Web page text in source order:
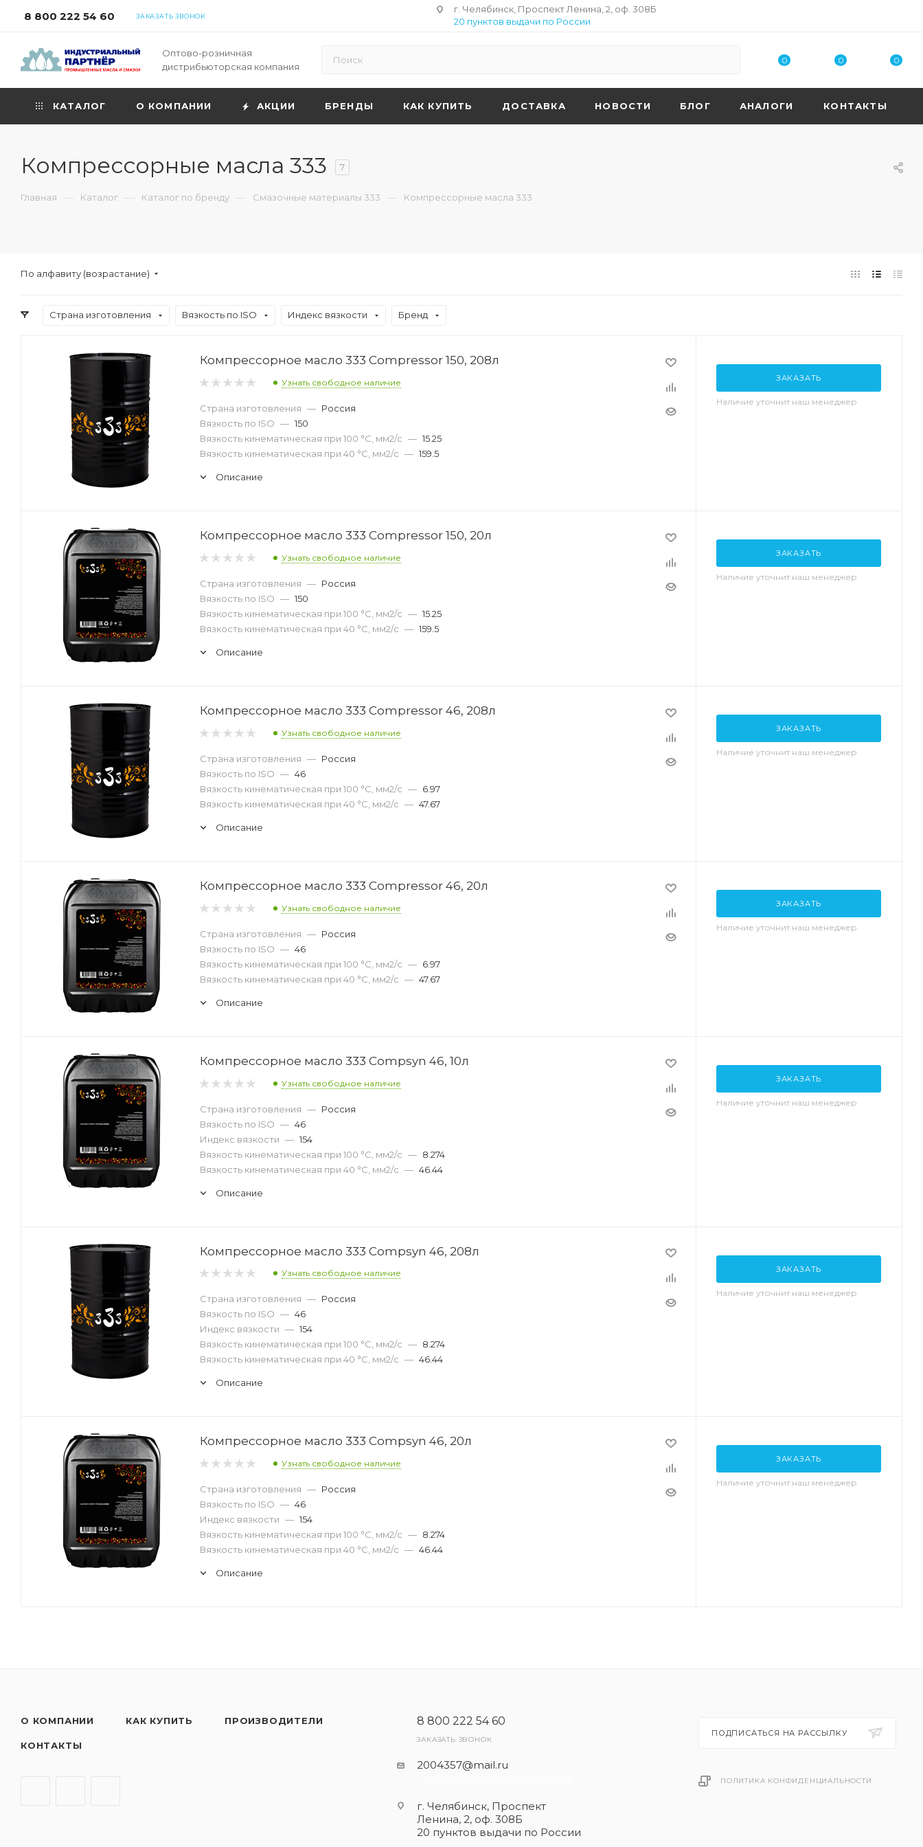
8 800 222 54 60 ЗАКАЗАТЬ ЗВОНОК
г. Челябинск, Проспект Ленина, 2, оф. 308Б
20 пунктов выдачи по России
Оптово-розничная
дистрибьюторская компания
0 0 0
КАТАЛОГ О КОМПАНИИ АКЦИИ БРЕНДЫ КАК КУПИТЬ ДОСТАВКА НОВОСТИ БЛОГ АНАЛОГИ КОНТАКТЫ
Компрессорные масла 333 7
Главная — Каталог — Каталог по бренду — Смазочные материалы 333 — Компрессорные масла 333
По алфавиту (возрастание)
Страна изготовления Вязкость по ISO Индекс вязкости Бренд
Компрессорное масло 333 Compressor 150, 208л
Узнать свободное наличие
Страна изготовления — Россия
Вязкость по ISO — 150
Вязкость кинематическая при 100 °С, мм2/с — 15.25
Вязкость кинематическая при 40 °С, мм2/с — 159.5
Описание
ЗАКАЗАТЬ
Наличие уточнит наш менеджер
Компрессорное масло 333 Compressor 150, 20л
Узнать свободное наличие
Страна изготовления — Россия
Вязкость по ISO — 150
Вязкость кинематическая при 100 °С, мм2/с — 15.25
Вязкость кинематическая при 40 °С, мм2/с — 159.5
Описание
ЗАКАЗАТЬ
Наличие уточнит наш менеджер
Компрессорное масло 333 Compressor 46, 208л
Узнать свободное наличие
Страна изготовления — Россия
Вязкость по ISO — 46
Вязкость кинематическая при 100 °С, мм2/с — 6.97
Вязкость кинематическая при 40 °С, мм2/с — 47.67
Описание
ЗАКАЗАТЬ
Наличие уточнит наш менеджер
Компрессорное масло 333 Compressor 46, 20л
Узнать свободное наличие
Страна изготовления — Россия
Вязкость по ISO — 46
Вязкость кинематическая при 100 °С, мм2/с — 6.97
Вязкость кинематическая при 40 °С, мм2/с — 47.67
Описание
ЗАКАЗАТЬ
Наличие уточнит наш менеджер
Компрессорное масло 333 Compsyn 46, 10л
Узнать свободное наличие
Страна изготовления — Россия
Вязкость по ISO — 46
Индекс вязкости — 154
Вязкость кинематическая при 100 °С, мм2/с — 8.274
Вязкость кинематическая при 40 °С, мм2/с — 46.44
Описание
ЗАКАЗАТЬ
Наличие уточнит наш менеджер
Компрессорное масло 333 Compsyn 46, 208л
Узнать свободное наличие
Страна изготовления — Россия
Вязкость по ISO — 46
Индекс вязкости — 154
Вязкость кинематическая при 100 °С, мм2/с — 8.274
Вязкость кинематическая при 40 °С, мм2/с — 46.44
Описание
ЗАКАЗАТЬ
Наличие уточнит наш менеджер
Компрессорное масло 333 Compsyn 46, 20л
Узнать свободное наличие
Страна изготовления — Россия
Вязкость по ISO — 46
Индекс вязкости — 154
Вязкость кинематическая при 100 °С, мм2/с — 8.274
Вязкость кинематическая при 40 °С, мм2/с — 46.44
Описание
ЗАКАЗАТЬ
Наличие уточнит наш менеджер
О КОМПАНИИ КАК КУПИТЬ ПРОИЗВОДИТЕЛИ
КОНТАКТЫ
8 800 222 54 60
ЗАКАЗАТЬ ЗВОНОК
2004357@mail.ru
г. Челябинск, Проспект
Ленина, 2, оф. 308Б
20 пунктов выдачи по России
ПОДПИСАТЬСЯ НА РАССЫЛКУ
ПОЛИТИКА КОНФИДЕНЦИАЛЬНОСТИ